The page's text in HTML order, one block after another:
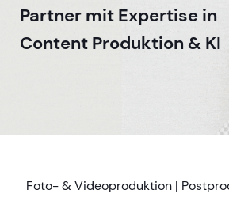
Partner mit Expertise in
Content Produktion & KI
Foto- & Videoproduktion |